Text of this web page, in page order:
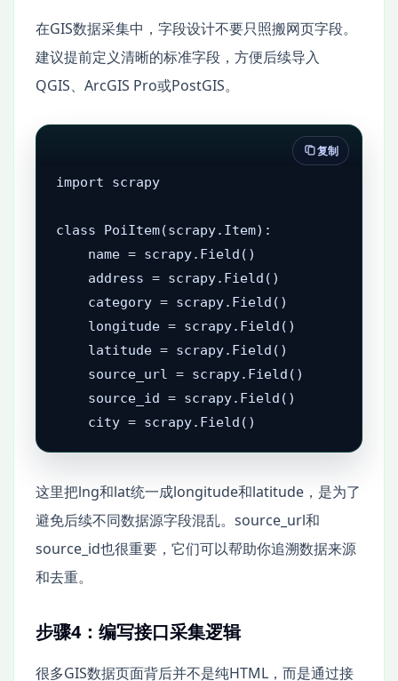
在GIS数据采集中，字段设计不要只照搬网页字段。
建议提前定义清晰的标准字段，方便后续导入
QGIS、ArcGIS Pro或PostGIS。
import scrapy
class PoiItem(scrapy.Item):
    name = scrapy.Field()
    address = scrapy.Field()
    category = scrapy.Field()
    longitude = scrapy.Field()
    latitude = scrapy.Field()
    source_url = scrapy.Field()
    source_id = scrapy.Field()
复制
这里把lng和lat统一成longitude和latitude，是为了
避免后续不同数据源字段混乱。source_url和
source_id也很重要，它们可以帮助你追溯数据来源
和去重。
步骤4：编写接口采集逻辑
很多GIS数据页面背后并不是纯HTML，而是通过接